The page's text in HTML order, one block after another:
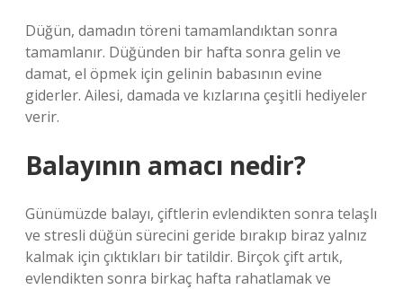
Düğün, damadın töreni tamamlandıktan sonra
tamamlanır. Düğünden bir hafta sonra gelin ve
damat, el öpmek için gelinin babasının evine
giderler. Ailesi, damada ve kızlarına çeşitli hediyeler
verir.
Balayının amacı nedir?
Günümüzde balayı, çiftlerin evlendikten sonra telaşlı
ve stresli düğün sürecini geride bırakıp biraz yalnız
kalmak için çıktıkları bir tatildir. Birçok çift artık,
evlendikten sonra birkaç hafta rahatlamak ve